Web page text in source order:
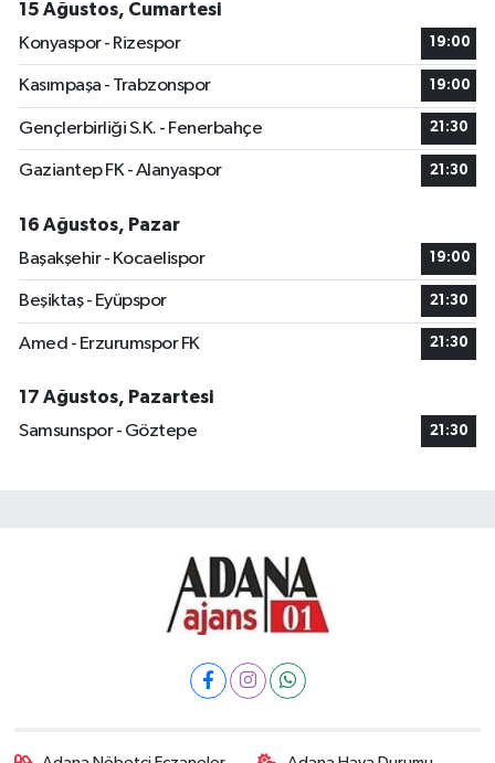
15 Ağustos, Cumartesi
Konyaspor - Rizespor
19:00
Kasımpaşa - Trabzonspor 19:00
Gençlerbirliği S.K. - Fenerbahçe 21:30
Gaziantep FK - Alanyaspor 21:30
16 Ağustos, Pazar
Başakşehir - Kocaelispor
19:00
Beşiktaş - Eyüpspor 21:30
Amed - Erzurumspor FK 21:30
17 Ağustos, Pazartesi
Samsunspor - Göztepe
21:30